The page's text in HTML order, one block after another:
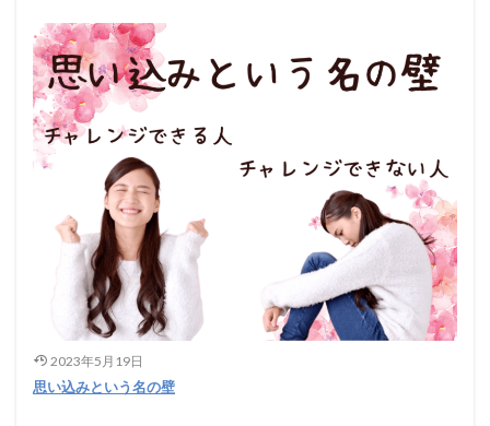
2023年5月19日
思い込みという名の壁